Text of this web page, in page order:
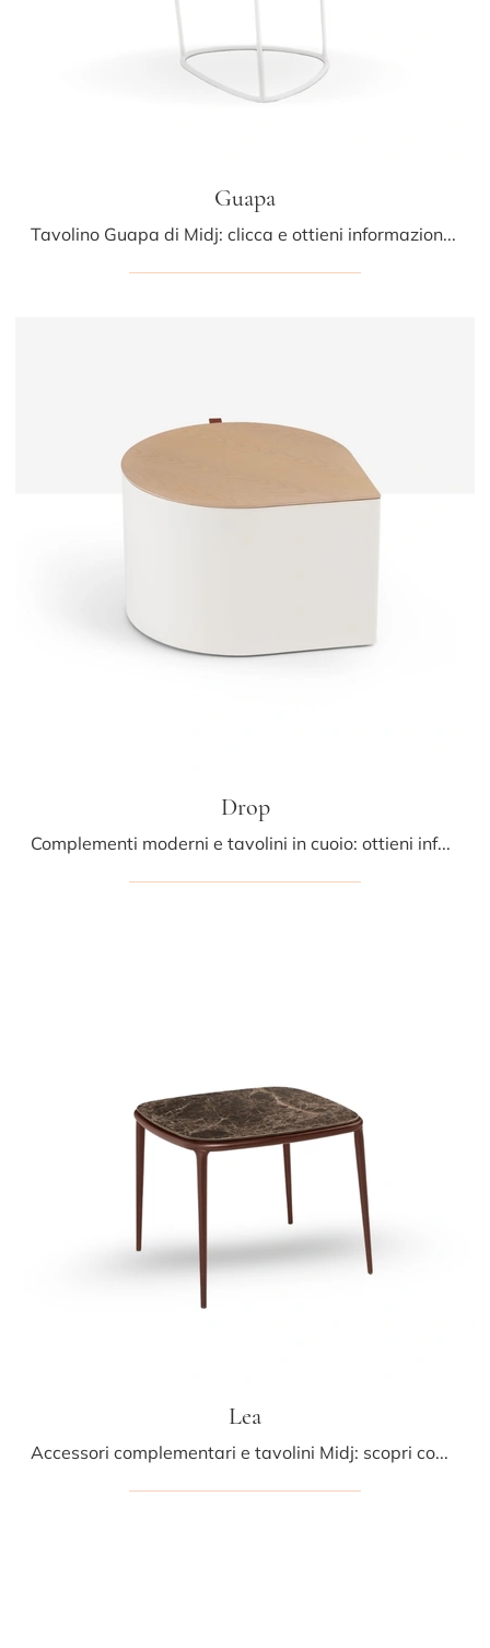
Guapa
Tavolino Guapa di Midj: clicca e ottieni informazioni sui Complementi e tavolini moderni in cuoio del noto e rinomato brand!
Drop
Complementi moderni e tavolini in cuoio: ottieni informazioni sul modello Drop di Midj e potrai impreziosire i tuoi spazi.
Lea
Accessori complementari e tavolini Midj: scopri come impreziosire i tuoi interni moderni con il modello Lea.